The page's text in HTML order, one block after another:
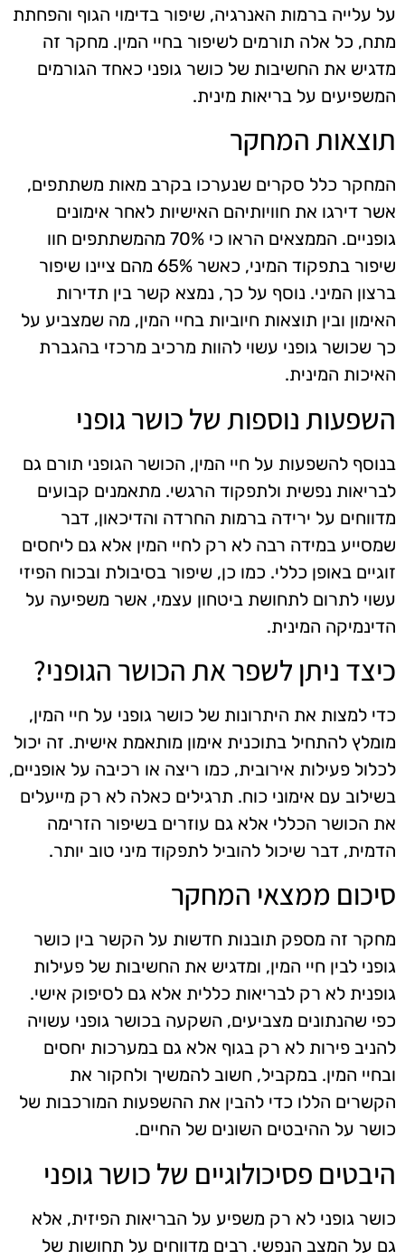
על עלייה ברמות האנרגיה, שיפור בדימוי הגוף והפחתת
מתח, כל אלה תורמים לשיפור בחיי המין. מחקר זה
מדגיש את החשיבות של כושר גופני כאחד הגורמים
המשפיעים על בריאות מינית.
תוצאות המחקר
המחקר כלל סקרים שנערכו בקרב מאות משתתפים,
אשר דירגו את חוויותיהם האישיות לאחר אימונים
גופניים. הממצאים הראו כי 70% מהמשתתפים חוו
שיפור בתפקוד המיני, כאשר 65% מהם ציינו שיפור
ברצון המיני. נוסף על כך, נמצא קשר בין תדירות
האימון ובין תוצאות חיוביות בחיי המין, מה שמצביע על
כך שכושר גופני עשוי להוות מרכיב מרכזי בהגברת
האיכות המינית.
השפעות נוספות של כושר גופני
בנוסף להשפעות על חיי המין, הכושר הגופני תורם גם
לבריאות נפשית ולתפקוד הרגשי. מתאמנים קבועים
מדווחים על ירידה ברמות החרדה והדיכאון, דבר
שמסייע במידה רבה לא רק לחיי המין אלא גם ליחסים
זוגיים באופן כללי. כמו כן, שיפור בסיבולת ובכוח הפיזי
עשוי לתרום לתחושת ביטחון עצמי, אשר משפיעה על
הדינמיקה המינית.
כיצד ניתן לשפר את הכושר הגופני?
כדי למצות את היתרונות של כושר גופני על חיי המין,
מומלץ להתחיל בתוכנית אימון מותאמת אישית. זה יכול
לכלול פעילות אירובית, כמו ריצה או רכיבה על אופניים,
בשילוב עם אימוני כוח. תרגילים כאלה לא רק מייעלים
את הכושר הכללי אלא גם עוזרים בשיפור הזרימה
הדמית, דבר שיכול להוביל לתפקוד מיני טוב יותר.
סיכום ממצאי המחקר
מחקר זה מספק תובנות חדשות על הקשר בין כושר
גופני לבין חיי המין, ומדגיש את החשיבות של פעילות
גופנית לא רק לבריאות כללית אלא גם לסיפוק אישי.
כפי שהנתונים מצביעים, השקעה בכושר גופני עשויה
להניב פירות לא רק בגוף אלא גם במערכות יחסים
ובחיי המין. במקביל, חשוב להמשיך ולחקור את
הקשרים הללו כדי להבין את ההשפעות המורכבות של
כושר על ההיבטים השונים של החיים.
היבטים פסיכולוגיים של כושר גופני
כושר גופני לא רק משפיע על הבריאות הפיזית, אלא
גם על המצב הנפשי. רבים מדווחים על תחושות של